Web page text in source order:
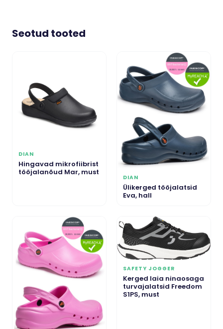
Seotud tooted
DIAN
Hingavad mikrofiibrist
tööjalanõud Mar, must
DIAN
Ülikerged tööjalatsid
Eva, hall
SAFETY JOGGER
Kerged laia ninaosaga
turvajalatsid Freedom
S1PS, must